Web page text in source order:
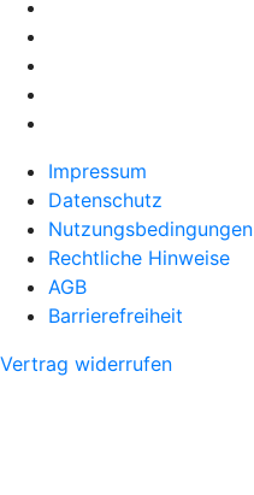
Impressum
Datenschutz
Nutzungsbedingungen
Rechtliche Hinweise
AGB
Barrierefreiheit
Vertrag widerrufen